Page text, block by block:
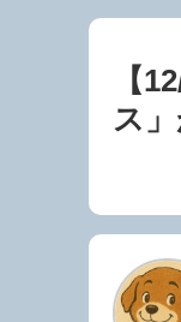
【
ス